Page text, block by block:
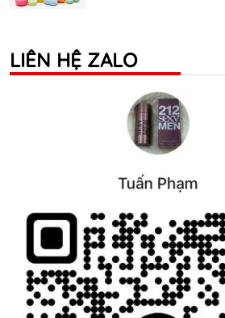
LIÊN HỆ ZALO